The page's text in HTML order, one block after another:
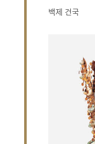
백제 건국